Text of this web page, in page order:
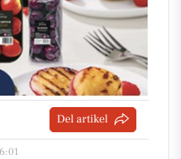
Del artikel